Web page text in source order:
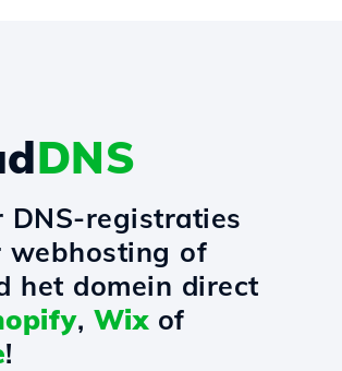
DNS
DNS-registraties
webhosting of
het domein direct
, Wixof
!